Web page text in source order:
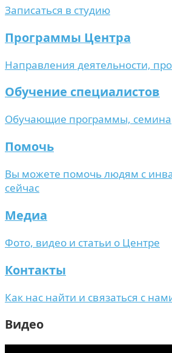
Записаться в студию
Программы Центра
Направления деятельности,
Обучение специалистов
Обучающие программы,
Помочь
Вы можете помочь людям с
сейчас
Медиа
Фото, видео и статьи о Центре
Контакты
Как нас найти и связаться с
Видео